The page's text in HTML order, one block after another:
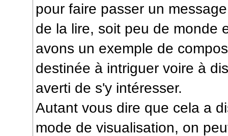
pour faire passer un
de la lire, soit peu de monde
avons un exemple de
destinée à intriguer voire à
averti de s'y intéresser.
Autant vous dire que cela a
mode de visualisation, on